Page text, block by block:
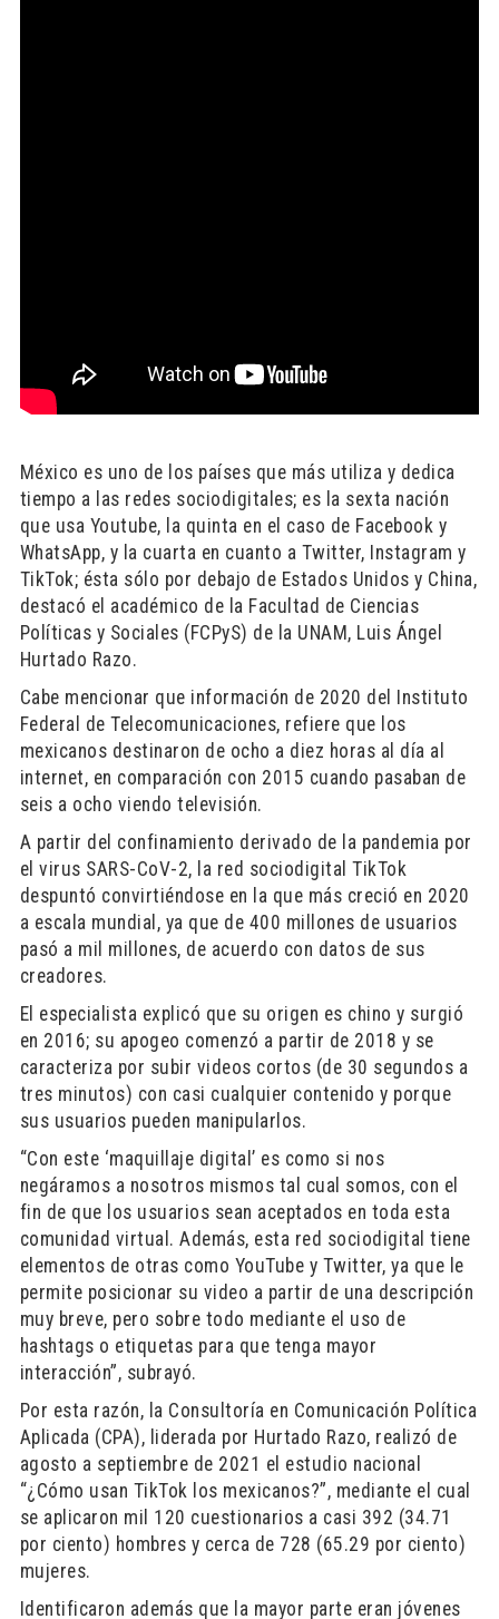
México es uno de los países que más utiliza y dedica
tiempo a las redes sociodigitales; es la sexta nación
que usa Youtube, la quinta en el caso de Facebook y
WhatsApp, y la cuarta en cuanto a Twitter, Instagram y
TikTok; ésta sólo por debajo de Estados Unidos y China,
destacó el académico de la Facultad de Ciencias
Políticas y Sociales (FCPyS) de la UNAM, Luis Ángel
Hurtado Razo.
Cabe mencionar que información de 2020 del Instituto
Federal de Telecomunicaciones, refiere que los
mexicanos destinaron de ocho a diez horas al día al
internet, en comparación con 2015 cuando pasaban de
seis a ocho viendo televisión.
A partir del confinamiento derivado de la pandemia por
el virus SARS-CoV-2, la red sociodigital TikTok
despuntó convirtiéndose en la que más creció en 2020
a escala mundial, ya que de 400 millones de usuarios
pasó a mil millones, de acuerdo con datos de sus
creadores.
El especialista explicó que su origen es chino y surgió
en 2016; su apogeo comenzó a partir de 2018 y se
caracteriza por subir videos cortos (de 30 segundos a
tres minutos) con casi cualquier contenido y porque
sus usuarios pueden manipularlos.
“Con este ‘maquillaje digital’ es como si nos
negáramos a nosotros mismos tal cual somos, con el
fin de que los usuarios sean aceptados en toda esta
comunidad virtual. Además, esta red sociodigital tiene
elementos de otras como YouTube y Twitter, ya que le
permite posicionar su video a partir de una descripción
muy breve, pero sobre todo mediante el uso de
hashtags o etiquetas para que tenga mayor
interacción”, subrayó.
Por esta razón, la Consultoría en Comunicación Política
Aplicada (CPA), liderada por Hurtado Razo, realizó de
agosto a septiembre de 2021 el estudio nacional
“¿Cómo usan TikTok los mexicanos?”, mediante el cual
se aplicaron mil 120 cuestionarios a casi 392 (34.71
por ciento) hombres y cerca de 728 (65.29 por ciento)
mujeres.
Identificaron además que la mayor parte eran jóvenes